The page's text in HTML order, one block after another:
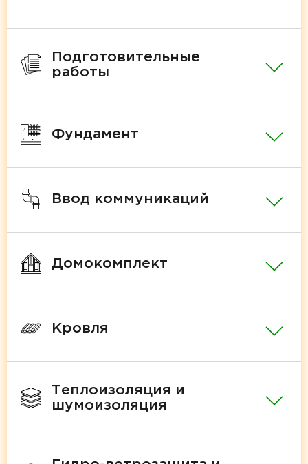
Подготовительные
работы
Фундамент
Ввод коммуникаций
Домокомплект
Кровля
Теплоизоляция и
шумоизоляция